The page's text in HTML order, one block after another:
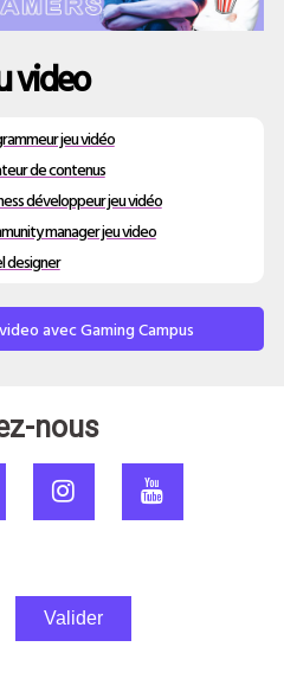
video
jeu vidéo
de contenus
développeur jeu vidéo
manager jeu video
designer
avec Gaming Campus
nous
Valider